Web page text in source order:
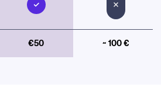
€50 ~ 100 €